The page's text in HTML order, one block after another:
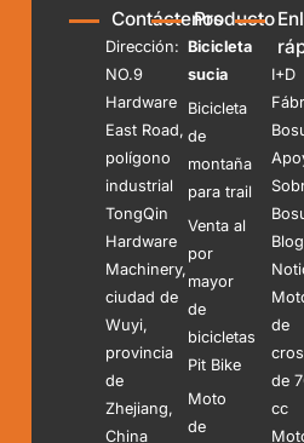
Contáctenos
Dirección:
NO.9
Hardware
East Road,
polígono
industrial
TongQin
Hardware
Machinery,
ciudad de
Wuyi,
provincia
de
Zhejiang,
China
Producto
Bicicleta
sucia
Bicicleta
de
montaña
para trail
Venta al
por
mayor
de
bicicletas
Pit Bike
Moto
de
I+D
Blog
de
de
cc